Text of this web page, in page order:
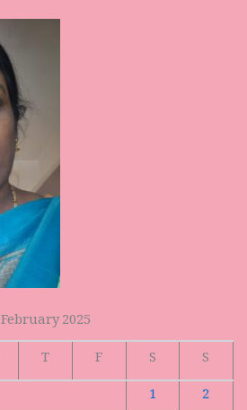
February 2025
T F S
S
1
2